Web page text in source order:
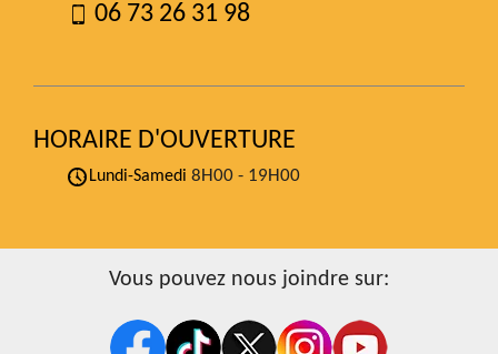
06 73 26 31 98
HORAIRE D'OUVERTURE
Lundi-Samedi 8H00 - 19H00
Vous pouvez nous joindre sur: